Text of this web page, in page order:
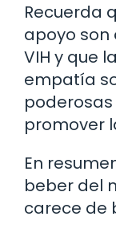
Recuerda
apoyo son
VIH y que
empatía
promover
En
beber del
carece de